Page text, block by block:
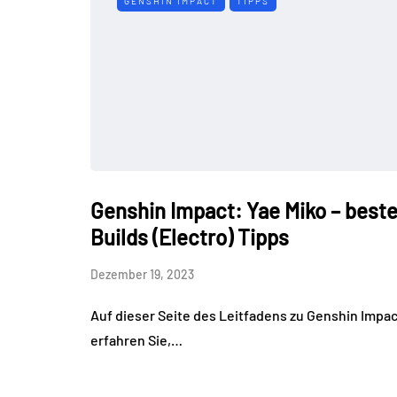
Genshin Impact: Yae Miko – beste
Builds (Electro) Tipps
Dezember 19, 2023
Auf dieser Seite des Leitfadens zu Genshin
erfahren Sie,…